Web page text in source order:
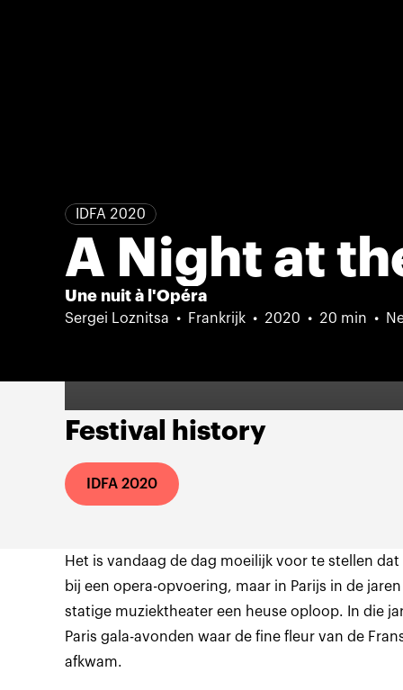
IDFA 2020
A Night at
Une nuit à l'Opéra
Sergei Loznitsa Frankrijk 2020 20 min
Festival history
IDFA 2020
Het is vandaag de dag moeilijk voor te stellen
bij een opera-opvoering, maar in Parijs in de
statige muziektheater een heuse oploop. In die
Paris gala-avonden waar de fine fleur van de
afkwam.